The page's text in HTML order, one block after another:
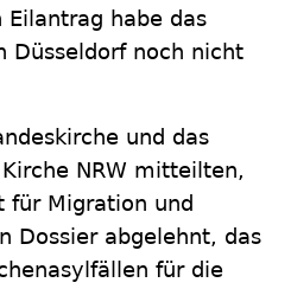
habe das
Düsseldorf noch nicht
und das
NRW mitteilten,
für Migration und
Dossier abgelehnt, das
für die